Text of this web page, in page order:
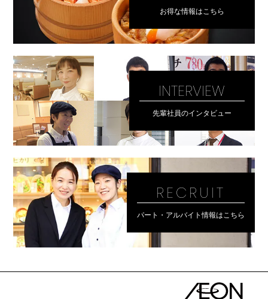
お得な情報はこちら
INTERVIEW
先輩社員のインタビュー
RECRUIT
パート・アルバイト情報はこちら